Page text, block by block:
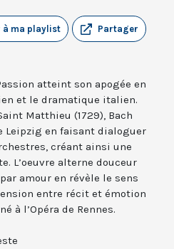
Partager
à ma playlist
atteint son apogée en
et le dramatique italien.
Matthieu (1729), Bach
Leipzig en faisant dialoguer
créant ainsi une
L’oeuvre alterne douceur
amour en révèle le sens
entre récit et émotion
à l’Opéra de Rennes.